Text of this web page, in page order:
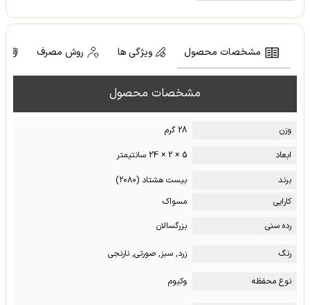
مشخصات محصول ویژگی ها روش مصرف
مشخصات محصول
وزن
28 گرم
ابعاد
5 × 2 × 24 سانتیمتر
برند
بیست هشتاد (۲۰۸۰)
کارایی
مسواک
رده سنی
بزرگسالان
رنگ زرد, سبز, صورتی, نارنجی
نوع محفظه وکیوم